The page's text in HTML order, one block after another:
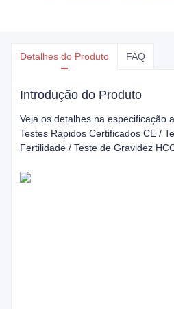
Detalhes do Produto FAQ
Introdução do Produto
Veja os detalhes na especificação
Testes Rápidos Certificados CE /
Fertilidade / Teste de Gravidez